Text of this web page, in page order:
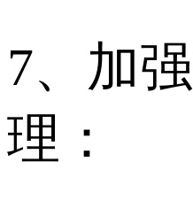
7、加
理：